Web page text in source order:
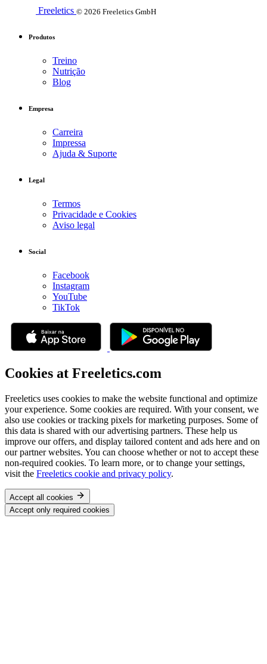
Freeletics © 2026 Freeletics GmbH
Produtos
Treino
Nutrição
Blog
Empresa
Carreira
Impressa
Ajuda & Suporte
Legal
Termos
Privacidade e Cookies
Aviso legal
Social
Facebook
Instagram
YouTube
TikTok
Cookies at Freeletics.com
Freeletics uses cookies to make the website functional and optimize
your experience. Some cookies are required. With your consent, we
also use cookies or tracking pixels for marketing purposes. Some of
this data is shared with our advertising partners. These help us
improve our offers, and display tailored content and ads here and on
our partner websites. You can choose whether or not to accept these
non-required cookies. To learn more, or to change your settings,
visit the Freeletics cookie and privacy policy.
Accept all cookies
Accept only required cookies